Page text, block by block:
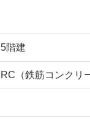
5階建
RC（鉄筋コンクリ